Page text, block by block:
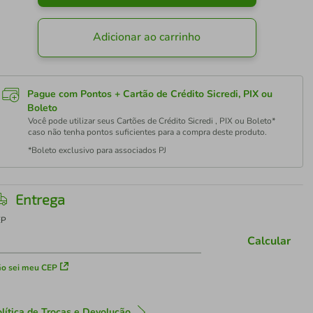
Adicionar ao carrinho
Pague com Pontos + Cartão de Crédito Sicredi, PIX ou
Boleto
Você pode utilizar seus Cartões de Crédito Sicredi , PIX ou Boleto*
caso não tenha pontos suficientes para a compra deste produto.
*Boleto exclusivo para associados PJ
Entrega
sei meu CEP
Calcular